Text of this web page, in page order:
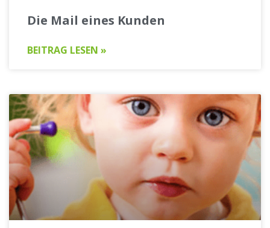
Die Mail eines Kunden
BEITRAG LESEN »